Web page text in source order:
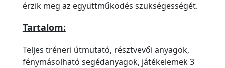
érzik meg az együttműködés szükségességét.
Tartalom:
Teljes tréneri útmutató, résztvevői anyagok,
fénymásolható segédanyagok, játékelemek 3